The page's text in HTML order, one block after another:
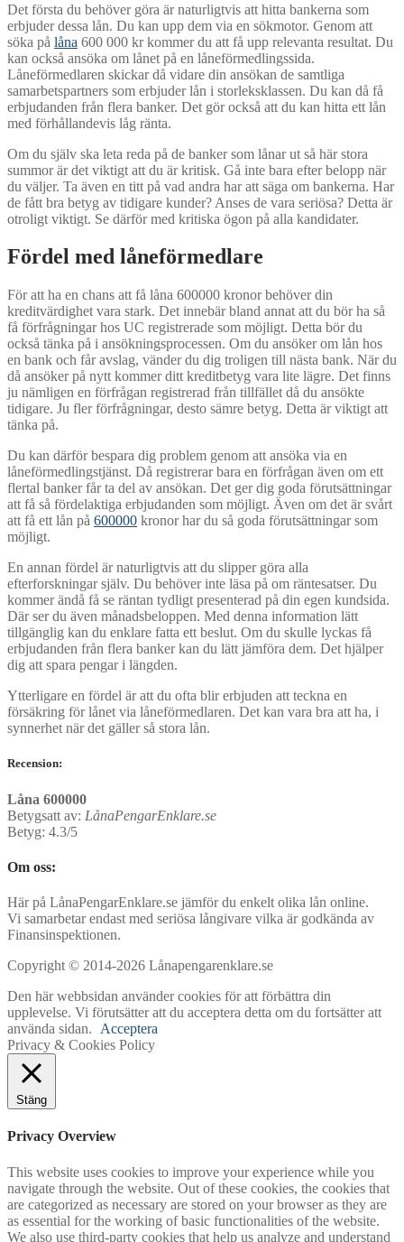
Det första du behöver göra är naturligtvis att hitta bankerna som
erbjuder dessa lån. Du kan upp dem via en sökmotor. Genom att
söka på låna 600 000 kr kommer du att få upp relevanta resultat. Du
kan också ansöka om lånet på en låneförmedlingssida.
Låneförmedlaren skickar då vidare din ansökan de samtliga
samarbetspartners som erbjuder lån i storleksklassen. Du kan då få
erbjudanden från flera banker. Det gör också att du kan hitta ett lån
med förhållandevis låg ränta.
Om du själv ska leta reda på de banker som lånar ut så här stora
summor är det viktigt att du är kritisk. Gå inte bara efter belopp när
du väljer. Ta även en titt på vad andra har att säga om bankerna. Har
de fått bra betyg av tidigare kunder? Anses de vara seriösa? Detta är
otroligt viktigt. Se därför med kritiska ögon på alla kandidater.
Fördel med låneförmedlare
För att ha en chans att få låna 600000 kronor behöver din
kreditvärdighet vara stark. Det innebär bland annat att du bör ha så
få förfrågningar hos UC registrerade som möjligt. Detta bör du
också tänka på i ansökningsprocessen. Om du ansöker om lån hos
en bank och får avslag, vänder du dig troligen till nästa bank. När du
då ansöker på nytt kommer ditt kreditbetyg vara lite lägre. Det finns
ju nämligen en förfrågan registrerad från tillfället då du ansökte
tidigare. Ju fler förfrågningar, desto sämre betyg. Detta är viktigt att
tänka på.
Du kan därför bespara dig problem genom att ansöka via en
låneförmedlingstjänst. Då registrerar bara en förfrågan även om ett
flertal banker får ta del av ansökan. Det ger dig goda förutsättningar
att få så fördelaktiga erbjudanden som möjligt. Även om det är svårt
att få ett lån på 600000 kronor har du så goda förutsättningar som
möjligt.
En annan fördel är naturligtvis att du slipper göra alla
efterforskningar själv. Du behöver inte läsa på om räntesatser. Du
kommer ändå få se räntan tydligt presenterad på din egen kundsida.
Där ser du även månadsbeloppen. Med denna information lätt
tillgänglig kan du enklare fatta ett beslut. Om du skulle lyckas få
erbjudanden från flera banker kan du lätt jämföra dem. Det hjälper
dig att spara pengar i längden.
Ytterligare en fördel är att du ofta blir erbjuden att teckna en
försäkring för lånet via låneförmedlaren. Det kan vara bra att ha, i
synnerhet när det gäller så stora lån.
Recension:
Låna 600000
Betygsatt av: LånaPengarEnklare.se
Betyg: 4.3/5
Om oss:
Här på LånaPengarEnklare.se jämför du enkelt olika lån online.
Vi samarbetar endast med seriösa långivare vilka är godkända av
Finansinspektionen.
Copyright © 2014-2026 Lånapengarenklare.se
Den här webbsidan använder cookies för att förbättra din
upplevelse. Vi förutsätter att du acceptera detta om du fortsätter att
använda sidan.
Acceptera
Privacy & Cookies Policy
Stäng
Privacy Overview
This website uses cookies to improve your experience while you
navigate through the website. Out of these cookies, the cookies that
are categorized as necessary are stored on your browser as they are
as essential for the working of basic functionalities of the website.
We also use third-party cookies that help us analyze and understand